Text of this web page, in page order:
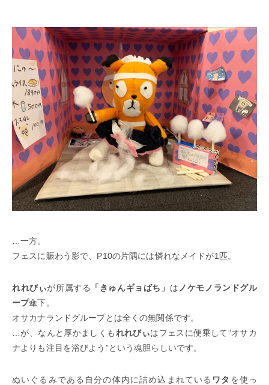
…一方。
フェスに賑わう影で、P10の片隅には憐れなメイドが1匹。
れれびぃが所属する 「きゅんギョばち」 は ノケモノランドグル
ープ傘下。
オサカナランドグループとは全くの無関係です。
…が、なんと厚かましくもれれびぃはフェスに便乗して”オサカ
ナよりも注目を浴びよう”という魂胆らしいです。
ぬいぐるみである自分の体内に詰め込まれている ワタ を使っ